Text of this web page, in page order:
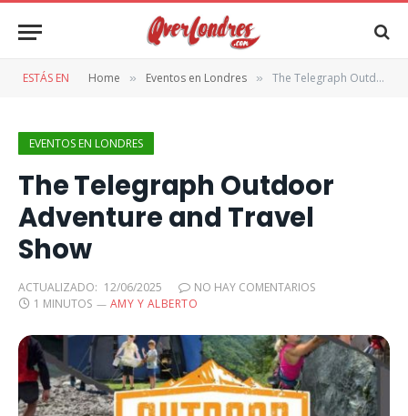
ESTÁS EN Home » Eventos en Londres » The Telegraph Outdoor Adventure and Travel Show
EVENTOS EN LONDRES
The Telegraph Outdoor
Adventure and Travel
Show
ACTUALIZADO: 12/06/2025
NO HAY COMENTARIOS
1 MINUTOS
AMY Y ALBERTO